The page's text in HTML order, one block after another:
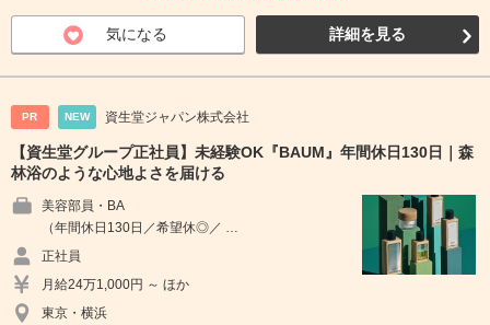
気になる 詳細を見る
PR NEW 資生堂ジャパン株式会社
【資生堂グループ正社員】未経験OK『BAUM』年間休日130日｜森
林浴のような心地よさを届ける
美容部員・BA
（年間休日130日／希望休◎／ …
正社員
月給24万1,000円 ～ ほか
東京・横浜